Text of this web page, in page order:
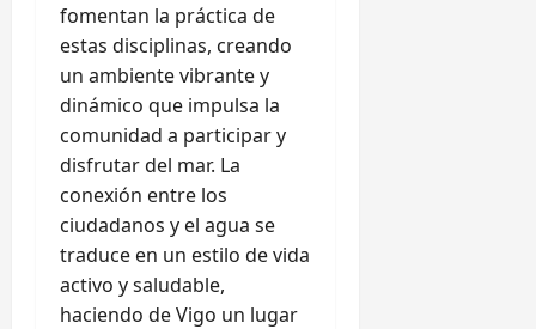
fomentan la práctica de
estas disciplinas, creando
un ambiente vibrante y
dinámico que impulsa la
comunidad a participar y
disfrutar del mar. La
conexión entre los
ciudadanos y el agua se
traduce en un estilo de vida
activo y saludable,
haciendo de Vigo un lugar